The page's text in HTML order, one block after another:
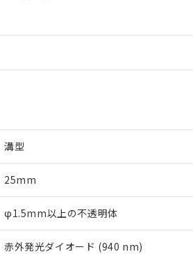
溝型
25mm
φ1.5mm以上の不透明体
赤外発光ダイオード (940 nm)